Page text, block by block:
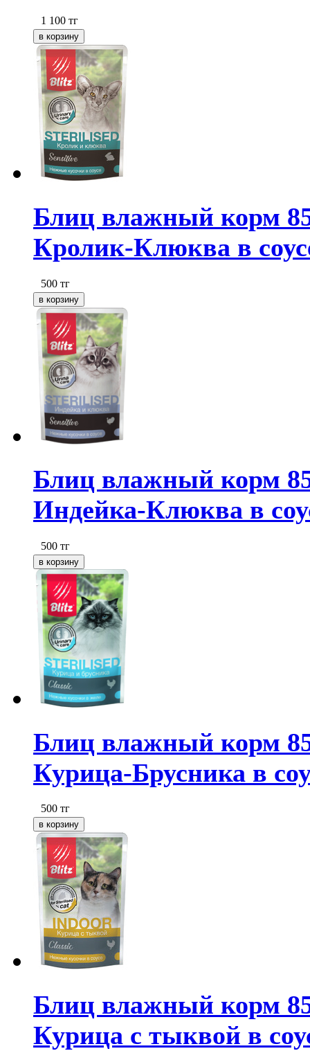
1 100 тг
Блиц влажный корм
Кролик-Клюква в
500 тг
Блиц влажный корм
Индейка-Клюква в
500 тг
Блиц влажный корм
Курица-Брусника в
500 тг
Блиц влажный корм
Курица с тыквой в